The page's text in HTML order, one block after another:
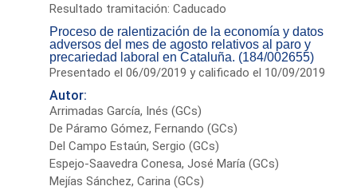
Resultado tramitación: Caducado
Proceso de ralentización de la economía y datos
adversos del mes de agosto relativos al paro y
precariedad laboral en Cataluña. (184/002655)
Presentado el 06/09/2019 y calificado el 10/09/2019
Autor:
Arrimadas García, Inés (GCs)
De Páramo Gómez, Fernando (GCs)
Del Campo Estaún, Sergio (GCs)
Espejo-Saavedra Conesa, José María (GCs)
Mejías Sánchez, Carina (GCs)